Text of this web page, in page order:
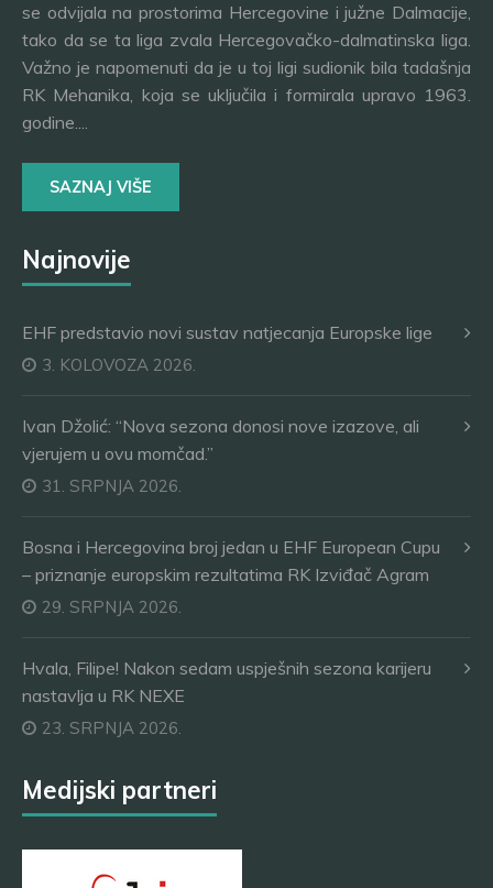
se odvijala na prostorima Hercegovine i južne Dalmacije,
tako da se ta liga zvala Hercegovačko-dalmatinska liga.
Važno je napomenuti da je u toj ligi sudionik bila tadašnja
RK Mehanika, koja se uključila i formirala upravo 1963.
godine....
SAZNAJ VIŠE
Najnovije
EHF predstavio novi sustav natjecanja Europske lige
3. KOLOVOZA 2026.
Ivan Džolić: “Nova sezona donosi nove izazove, ali
vjerujem u ovu momčad.”
31. SRPNJA 2026.
Bosna i Hercegovina broj jedan u EHF European Cupu
– priznanje europskim rezultatima RK Izviđač Agram
29. SRPNJA 2026.
Hvala, Filipe! Nakon sedam uspješnih sezona karijeru
nastavlja u RK NEXE
23. SRPNJA 2026.
Medijski partneri